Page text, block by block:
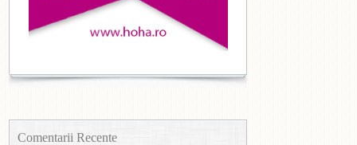
Comentarii Recente